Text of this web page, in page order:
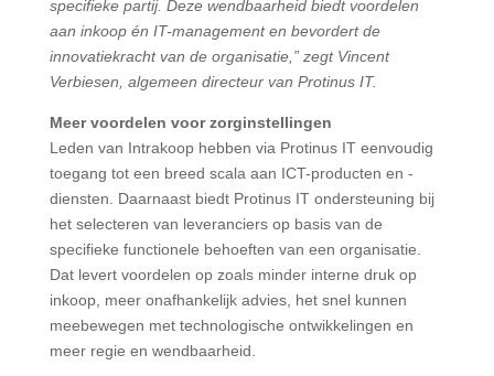
specifieke partij. Deze wendbaarheid biedt voordelen
aan inkoop én IT-managementen bevordert de
innovatiekracht van de organisatie,”zegt Vincent
Verbiesen, algemeen directeur van Protinus IT.
Meer voordelen voor zorginstellingen
Leden van Intrakoop hebben via Protinus IT eenvoudig
toegang tot een breed scala aan ICT-producten en -
diensten. Daarnaast biedt Protinus IT ondersteuning bij
het selecteren van leveranciers op basis van de
specifieke functionele behoeften van een organisatie.
Dat levert voordelen op zoals minder interne druk op
inkoop, meer onafhankelijk advies, het snel kunnen
meebewegen met technologische ontwikkelingen en
meer regie en wendbaarheid.